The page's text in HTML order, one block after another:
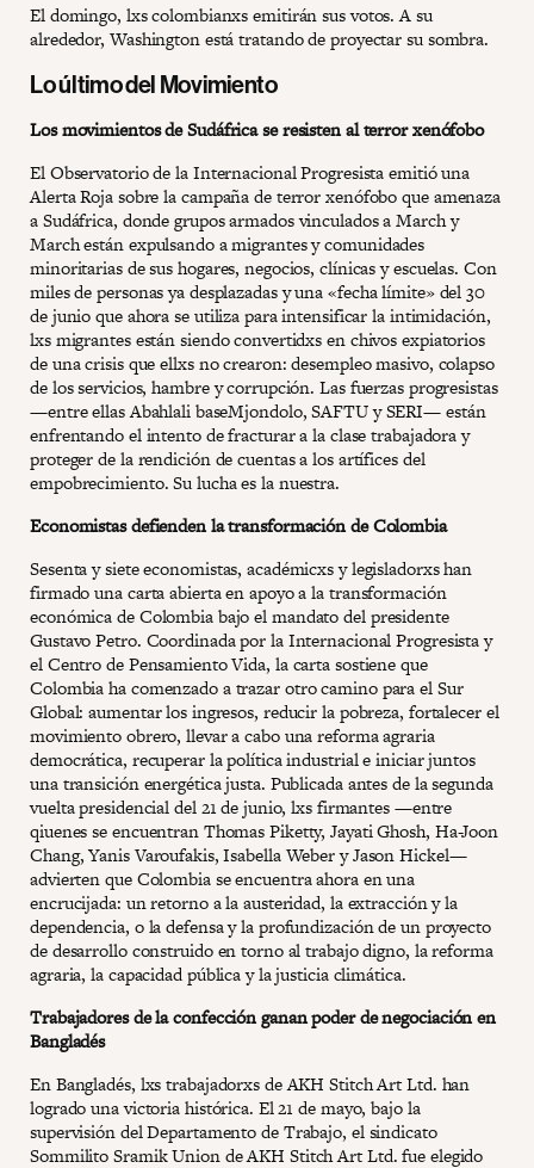
El domingo, lxs colombianxs emitirán sus votos. A su
alrededor, Washington está tratando de proyectar su sombra.
Lo último del Movimiento
Los movimientos de Sudáfrica se resisten al terror xenófobo
El Observatorio de la Internacional Progresista emitió una
Alerta Roja sobre la campaña de terror xenófobo que amenaza
a Sudáfrica, donde grupos armados vinculados a March y
March están expulsando a migrantes y comunidades
minoritarias de sus hogares, negocios, clínicas y escuelas. Con
miles de personas ya desplazadas y una «fecha límite» del 30
de junio que ahora se utiliza para intensificar la intimidación,
lxs migrantes están siendo convertidxs en chivos expiatorios
de una crisis que ellxs no crearon: desempleo masivo, colapso
de los servicios, hambre y corrupción. Las fuerzas progresistas
—entre ellas Abahlali baseMjondolo, SAFTU y SERI— están
enfrentando el intento de fracturar a la clase trabajadora y
proteger de la rendición de cuentas a los artífices del
empobrecimiento. Su lucha es la nuestra.
Economistas defienden la transformación de Colombia
Sesenta y siete economistas, académicxs y legisladorxs han
firmado una carta abierta en apoyo a la transformación
económica de Colombia bajo el mandato del presidente
Gustavo Petro. Coordinada por la Internacional Progresista y
el Centro de Pensamiento Vida, la carta sostiene que
Colombia ha comenzado a trazar otro camino para el Sur
Global: aumentar los ingresos, reducir la pobreza, fortalecer el
movimiento obrero, llevar a cabo una reforma agraria
democrática, recuperar la política industrial e iniciar juntos
una transición energética justa. Publicada antes de la segunda
vuelta presidencial del 21 de junio, lxs firmantes —entre
qiuenes se encuentran Thomas Piketty, Jayati Ghosh, Ha-Joon
Chang, Yanis Varoufakis, Isabella Weber y Jason Hickel—
advierten que Colombia se encuentra ahora en una
encrucijada: un retorno a la austeridad, la extracción y la
dependencia, o la defensa y la profundización de un proyecto
de desarrollo construido en torno al trabajo digno, la reforma
agraria, la capacidad pública y la justicia climática.
Trabajadores de la confección ganan poder de negociación en
Bangladés
En Bangladés, lxs trabajadorxs de AKH Stitch Art Ltd. han
logrado una victoria histórica. El 21 de mayo, bajo la
supervisión del Departamento de Trabajo, el sindicato
Sommilito Sramik Union de AKH Stitch Art Ltd. fue elegido